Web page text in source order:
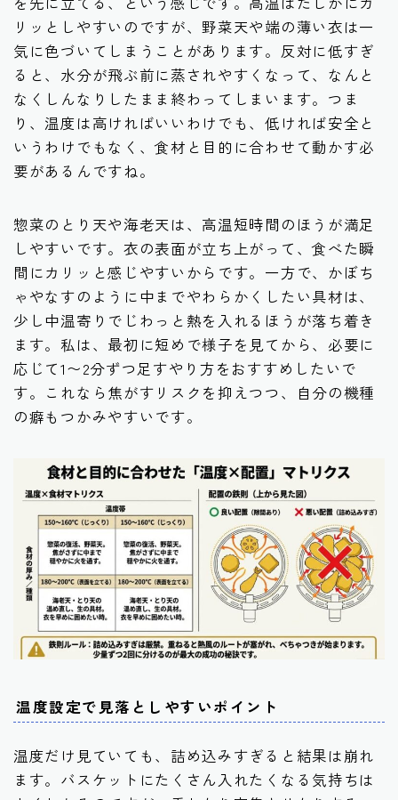
リッとしやすいのですが、野菜天や端の薄い衣は一
気に色づいてしまうことがあります。反対に低すぎ
ると、水分が飛ぶ前に蒸されやすくなって、なんと
なくしんなりしたまま終わってしまいます。つま
り、温度は高ければいいわけでも、低ければ安全と
いうわけでもなく、食材と目的に合わせて動かす必
要があるんですね。
惣菜のとり天や海老天は、高温短時間のほうが満足
しやすいです。衣の表面が立ち上がって、食べた瞬
間にカリッと感じやすいからです。一方で、かぼち
ゃやなすのように中までやわらかくしたい具材は、
少し中温寄りでじわっと熱を入れるほうが落ち着き
ます。私は、最初に短めで様子を見てから、必要に
応じて1〜2分ずつ足すやり方をおすすめしたいで
す。これなら焦がすリスクを抑えつつ、自分の機種
の癖もつかみやすいです。
温度設定で見落としやすいポイント
温度だけ見ていても、詰め込みすぎると結果は崩れ
ます。バスケットにたくさん入れたくなる気持ちは